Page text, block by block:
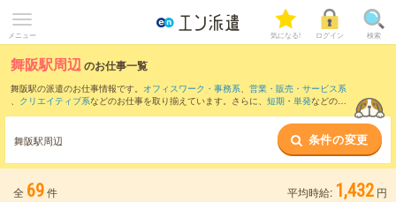
メニュー 気になる! ログイン 検索
舞阪駅周辺のお仕事一覧
舞阪駅の派遣のお仕事情報です。 オフィスワーク・事務系、 営業・販売・サービス系
、 クリエイティブ系などのお仕事を取り揃えています。さらに、 短期 ・ 単発などの期
また、高塚駅
など近隣駅のお仕事もご確認い
ただけます。
舞阪駅周辺 条件の変更
全 69件 平均時給: 1,432 円